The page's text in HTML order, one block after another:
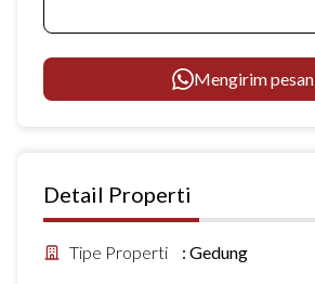
Mengirim pesan
Detail Properti
Tipe Properti : Gedung